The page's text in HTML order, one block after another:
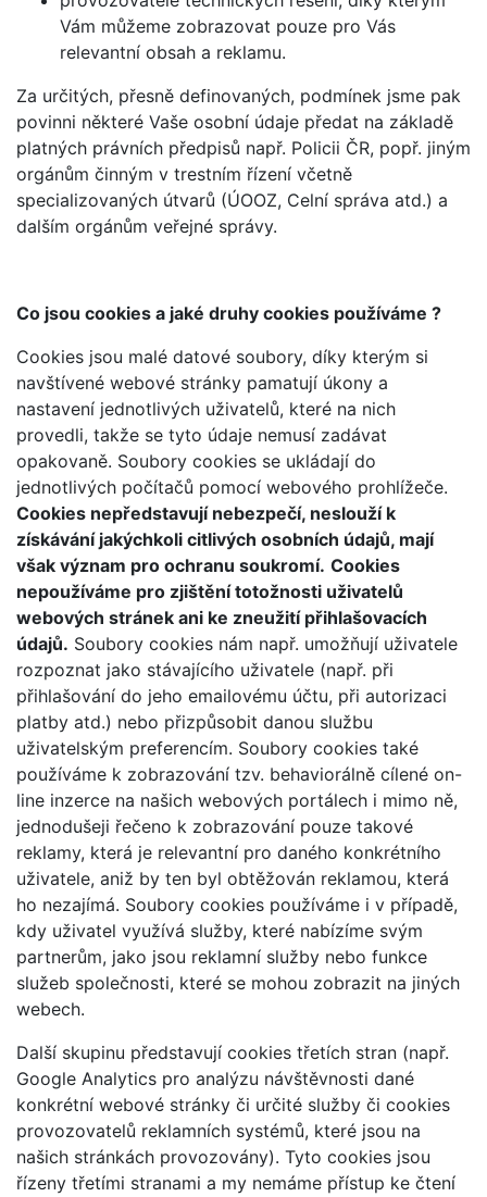
Vám můžeme zobrazovat pouze pro Vás
relevantní obsah a reklamu.
Za určitých, přesně definovaných, podmínek jsme pak
povinni některé Vaše osobní údaje předat na základě
platných právních předpisů např. Policii ČR, popř. jiným
orgánům činným v trestním řízení včetně
specializovaných útvarů (ÚOOZ, Celní správa atd.) a
dalším orgánům veřejné správy.
Co jsou cookies a jaké druhy cookies používáme ?
Cookies jsou malé datové soubory, díky kterým si
navštívené webové stránky pamatují úkony a
nastavení jednotlivých uživatelů, které na nich
provedli, takže se tyto údaje nemusí zadávat
opakovaně. Soubory cookies se ukládají do
jednotlivých počítačů pomocí webového prohlížeče.
Cookies nepředstavují nebezpečí, neslouží k
získávání jakýchkoli citlivých osobních údajů, mají
však význam pro ochranu soukromí. Cookies
nepoužíváme pro zjištění totožnosti uživatelů
webových stránek ani ke zneužití přihlašovacích
údajů. Soubory cookies nám např. umožňují uživatele
rozpoznat jako stávajícího uživatele (např. při
přihlašování do jeho emailovému účtu, při autorizaci
platby atd.) nebo přizpůsobit danou službu
uživatelským preferencím. Soubory cookies také
používáme k zobrazování tzv. behaviorálně cílené on-
line inzerce na našich webových portálech i mimo ně,
jednodušeji řečeno k zobrazování pouze takové
reklamy, která je relevantní pro daného konkrétního
uživatele, aniž by ten byl obtěžován reklamou, která
ho nezajímá. Soubory cookies používáme i v případě,
kdy uživatel využívá služby, které nabízíme svým
partnerům, jako jsou reklamní služby nebo funkce
služeb společnosti, které se mohou zobrazit na jiných
webech.
Další skupinu představují cookies třetích stran (např.
Google Analytics pro analýzu návštěvnosti dané
konkrétní webové stránky či určité služby či cookies
provozovatelů reklamních systémů, které jsou na
našich stránkách provozovány). Tyto cookies jsou
řízeny třetími stranami a my nemáme přístup ke čtení